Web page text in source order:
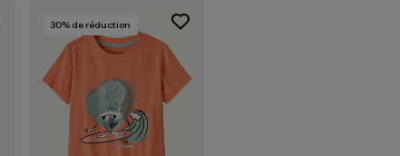
30% de réduction